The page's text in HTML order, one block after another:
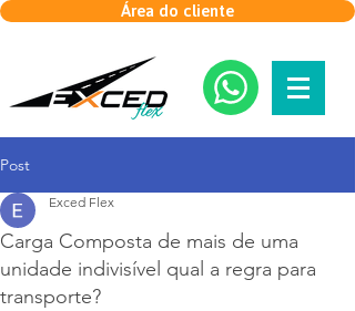
Área do cliente
Post
Carga Composta de mais de uma
unidade indivisível qual a regra para
transporte?
Exced Flex